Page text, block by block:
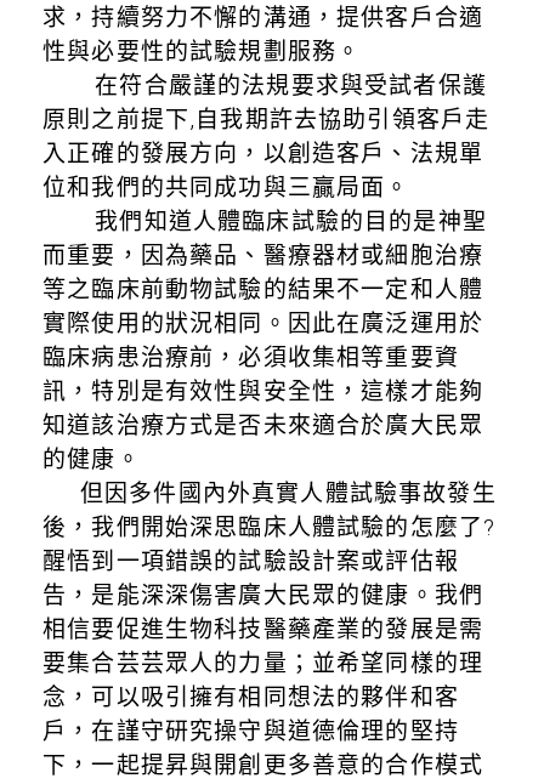
求，持續努力不懈的溝通，提供客戶合適
性與必要性的試驗規劃服務。
在符合嚴謹的法規要求與受試者保護
原則之前提下,自我期許去協助引領客戶走
入正確的發展方向，以創造客戶、法規單
位和我們的共同成功與三贏局面。
我們知道人體臨床試驗的目的是神聖
而重要，因為藥品、醫療器材或細胞治療
等之臨床前動物試驗的結果不一定和人體
實際使用的狀況相同。因此在廣泛運用於
臨床病患治療前，必須收集相等重要資
訊，特別是有效性與安全性，這樣才能夠
知道該治療方式是否未來適合於廣大民眾
的健康。
但因多件國內外真實人體試驗事故發生
後，我們開始深思臨床人體試驗的怎麼了?
醒悟到一項錯誤的試驗設計案或評估報
告，是能深深傷害廣大民眾的健康。我們
相信要促進生物科技醫藥產業的發展是需
要集合芸芸眾人的力量；並希望同樣的理
念，可以吸引擁有相同想法的夥伴和客
戶，在謹守研究操守與道德倫理的堅持
下，一起提昇與開創更多善意的合作模式